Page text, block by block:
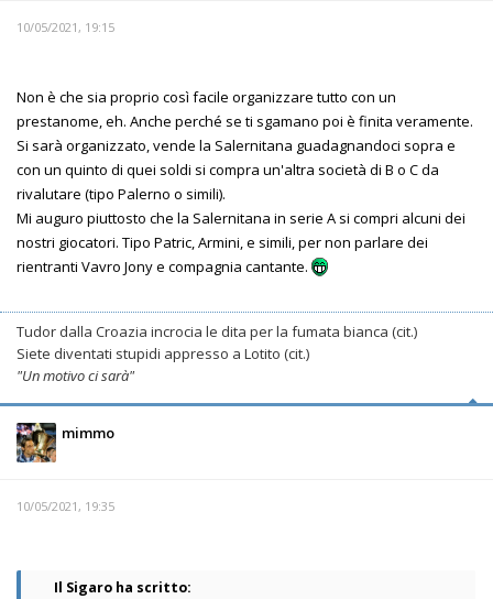
10/05/2021, 19:15
Non è che sia proprio così facile organizzare tutto con un
prestanome, eh. Anche perché se ti sgamano poi è finita veramente.
Si sarà organizzato, vende la Salernitana guadagnandoci sopra e
con un quinto di quei soldi si compra un'altra società di B o C da
rivalutare (tipo Palerno o simili).
Mi auguro piuttosto che la Salernitana in serie A si compri alcuni dei
nostri giocatori. Tipo Patric, Armini, e simili, per non parlare dei
rientranti Vavro Jony e compagnia cantante.
Tudor dalla Croazia incrocia le dita per la fumata bianca (cit.)
Siete diventati stupidi appresso a Lotito (cit.)
"Un motivo ci sarà"
mimmo
10/05/2021, 19:35
Il Sigaro ha scritto: